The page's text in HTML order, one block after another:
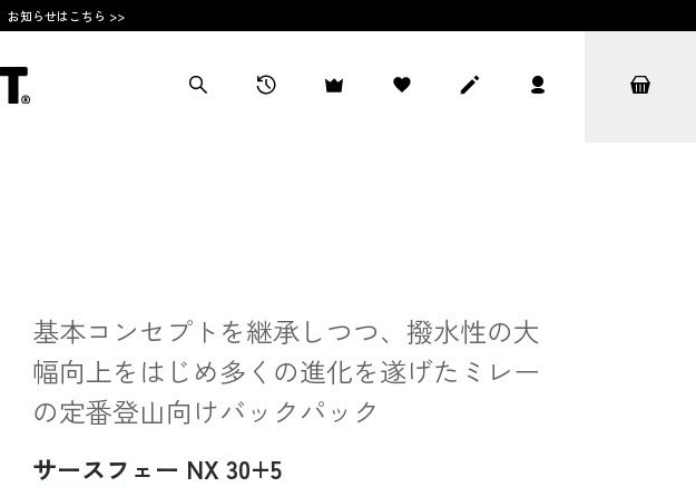
お知らせはこちら >>
基本コンセプトを継承しつつ、撥水性の大
幅向上をはじめ多くの進化を遂げたミレー
の定番登山向けバックパック
サースフェー NX 30+5